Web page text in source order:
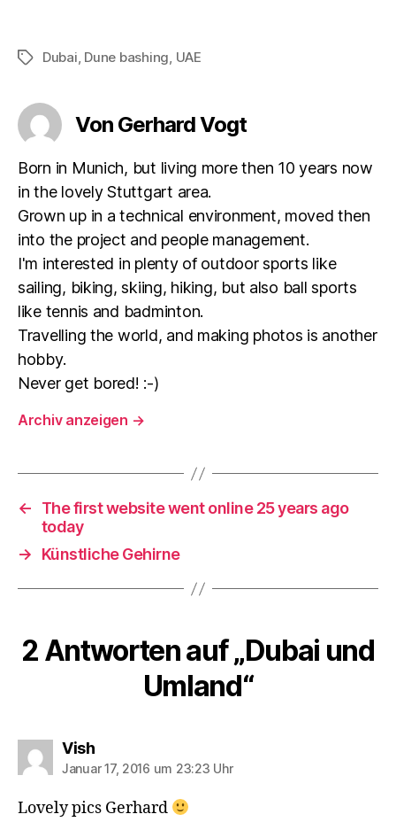
Schlagwörter
Dubai, Dune bashing, UAE
Von Gerhard Vogt
Born in Munich, but living more then 10 years now
in the lovely Stuttgart area.
Grown up in a technical environment, moved then
into the project and people management.
I'm interested in plenty of outdoor sports like
sailing, biking, skiing, hiking, but also ball sports
like tennis and badminton.
Travelling the world, and making photos is another
hobby.
Never get bored! :-)
Archiv anzeigen →
←
The first website went online 25 years ago
today
→
Künstliche Gehirne
2 Antworten auf „Dubai und
Umland“
Vishsagt:
Januar 17, 2016 um 23:23 Uhr
Lovely pics Gerhard